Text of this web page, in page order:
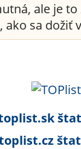
ale je
ako sa dožiť